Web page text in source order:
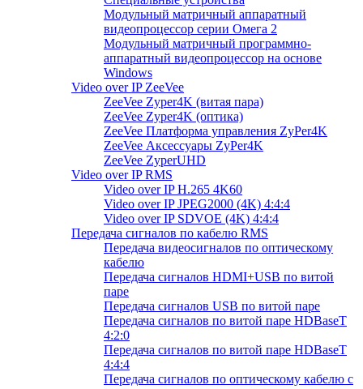
Модульный матричный аппаратный
видеопроцессор серии Омега 2
Модульный матричный программно-
аппаратный видеопроцессор на основе
Windows
Video over IP ZeeVee
ZeeVee Zyper4K (витая пара)
ZeeVee Zyper4K (оптика)
ZeeVee Платформа управления ZyPer4K
ZeeVee Аксессуары ZyPer4K
ZeeVee ZyperUHD
Video over IP RMS
Video over IP H.265 4K60
Video over IP JPEG2000 (4K) 4:4:4
Video over IP SDVOE (4K) 4:4:4
Передача сигналов по кабелю RMS
Передача видеосигналов по оптическому
кабелю
Передача сигналов HDMI+USB по витой
паре
Передача сигналов USB по витой паре
Передача сигналов по витой паре HDBaseT
4:2:0
Передача сигналов по витой паре HDBaseT
4:4:4
Передача сигналов по оптическому кабелю с